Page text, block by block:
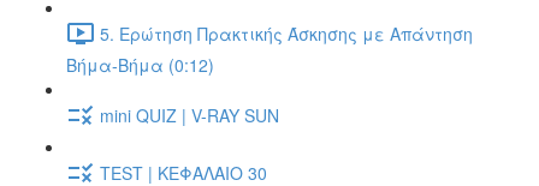
5. Ερώτηση Πρακτικής Άσκησης με Απάντηση
Βήμα-Βήμα (0:12)
mini QUIZ | V-RAY SUN
TEST | ΚΕΦΑΛΑΙΟ 30